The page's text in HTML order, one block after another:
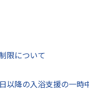
限について
以降の入浴支援の一時
業などで「新